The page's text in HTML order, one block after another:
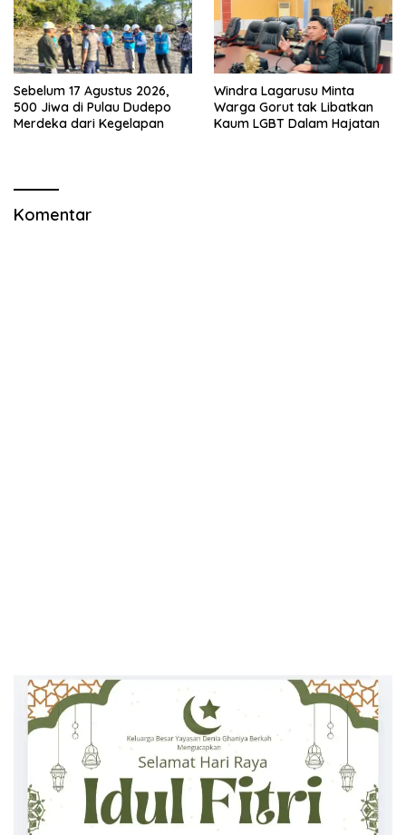
Sebelum 17 Agustus 2026,
500 Jiwa di Pulau Dudepo
Merdeka dari Kegelapan
Windra Lagarusu Minta
Warga Gorut tak Libatkan
Kaum LGBT Dalam Hajatan
Komentar